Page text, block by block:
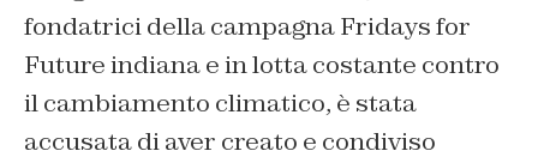
fondatrici della campagna Fridays for
Future indiana e in lotta costante contro
il cambiamento climatico, è stata
accusata di aver creato e condiviso